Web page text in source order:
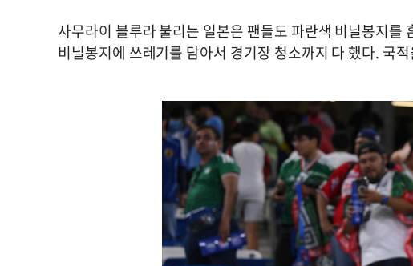
사무라이 블루라 불리는 일본은 팬들도 파란색 비닐봉지를
비닐봉지에 쓰레기를 담아서 경기장 청소까지 다 했다. 국